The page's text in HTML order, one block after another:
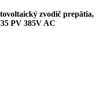
zvodič prepätia,
PV 385V AC